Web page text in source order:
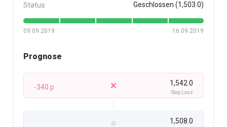
Status Geschlossen (1,503.0)
09.09.2019 16.09.2019
Prognose
-340 p 1,542.0
Stop Loss
1,508.0